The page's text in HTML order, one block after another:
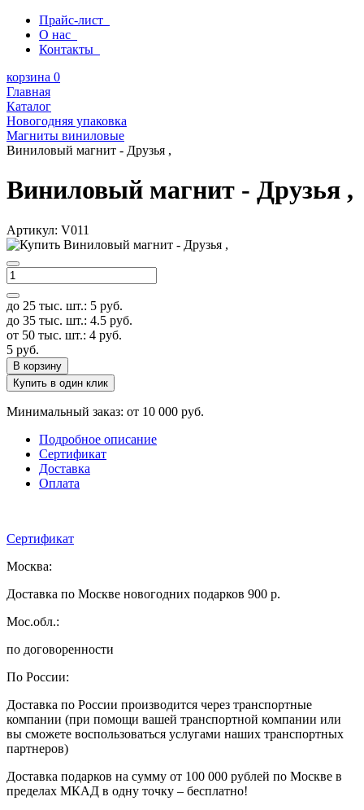
Прайс-лист
О нас
Контакты
корзина 0
Главная
Каталог
Новогодняя упаковка
Магниты виниловые
Виниловый магнит - Друзья ,
Виниловый магнит - Друзья ,
Артикул: V011
до 25 тыс. шт.: 5 руб.
до 35 тыс. шт.: 4.5 руб.
от 50 тыс. шт.: 4 руб.
5 руб.
В корзину
Купить в один клик
Минимальный заказ: от 10 000 руб.
Подробное описание
Сертификат
Доставка
Оплата
Сертификат
Москва:
Доставка по Москве новогодних подарков 900 р.
Мос.обл.:
по договоренности
По России:
Доставка по России производится через транспортные
компании (при помощи вашей транспортной компании или
вы сможете воспользоваться услугами наших транспортных
партнеров)
Доставка подарков на сумму от 100 000 рублей по Москве в
пределах МКАД в одну точку – бесплатно!